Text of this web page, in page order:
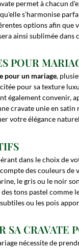
permet à chacun
s’harmonise
options afin
ainsi sublimée dans
POUR
pour un mariage,
pour sa texture
également convenir,
cravate unie en
votre élégance
dans le choix de
des couleurs de
le gris ou le noir
tons pastel comme
ou les pois
SA CRAVATE
nécessite de